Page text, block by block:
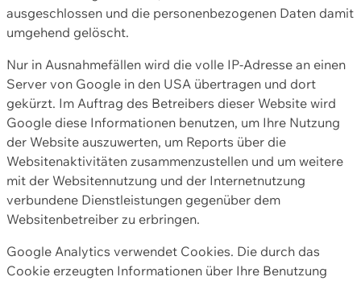
ausgeschlossen und die personenbezogenen Daten damit
umgehend gelöscht.
Nur in Ausnahmefällen wird die volle IP-Adresse an einen
Server von Google in den USA übertragen und dort
gekürzt. Im Auftrag des Betreibers dieser Website wird
Google diese Informationen benutzen, um Ihre Nutzung
der Website auszuwerten, um Reports über die
Websitenaktivitäten zusammenzustellen und um weitere
mit der Websitennutzung und der Internetnutzung
verbundene Dienstleistungen gegenüber dem
Websitenbetreiber zu erbringen.
Google Analytics verwendet Cookies. Die durch das
Cookie erzeugten Informationen über Ihre Benutzung